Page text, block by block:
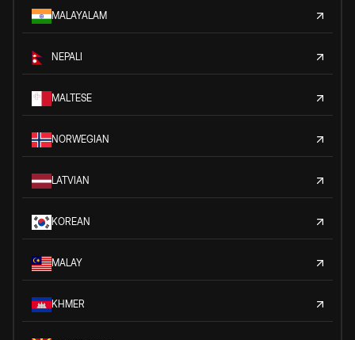
MALAYALAM
NEPALI
MALTESE
NORWEGIAN
LATVIAN
KOREAN
MALAY
KHMER